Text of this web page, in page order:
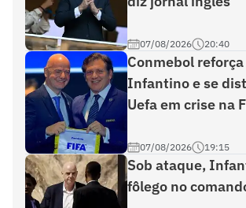
07/08/2026 20:40
Conmebol
Infantino e se
Uefa em crise na
07/08/2026 19:15
Sob ataque,
fôlego no